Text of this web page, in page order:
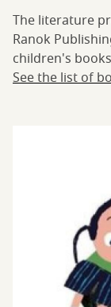
The literature
Ranok
children's
See the list of